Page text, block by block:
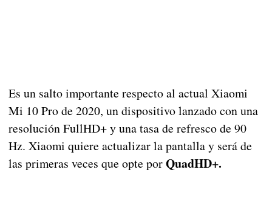
Es un salto importante respecto al actual Xiaomi
Mi 10 Pro de 2020, un dispositivo lanzado con una
resolución FullHD+ y una tasa de refresco de 90
Hz. Xiaomi quiere actualizar la pantalla y será de
las primeras veces que opte porQuadHD+.